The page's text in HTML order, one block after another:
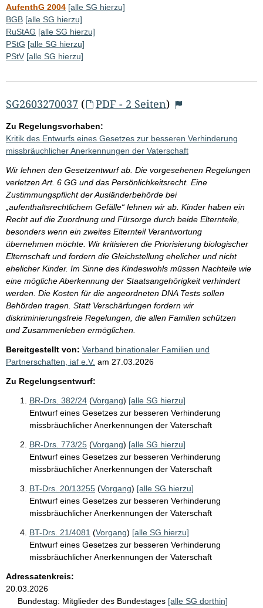
AufenthG 2004 [alle SG hierzu]
BGB [alle SG hierzu]
RuStAG [alle SG hierzu]
PStG [alle SG hierzu]
PStV [alle SG hierzu]
SG2603270037 ( PDF - 2 Seiten)
Zu Regelungsvorhaben:
Kritik des Entwurfs eines Gesetzes zur besseren Verhinderung
missbräuchlicher Anerkennungen der Vaterschaft
Wir lehnen den Gesetzentwurf ab. Die vorgesehenen Regelungen
verletzen Art. 6 GG und das Persönlichkeitsrecht. Eine
Zustimmungspflicht der Ausländerbehörde bei
„aufenthaltsrechtlichem Gefälle“ lehnen wir ab. Kinder haben ein
Recht auf die Zuordnung und Fürsorge durch beide Elternteile,
besonders wenn ein zweites Elternteil Verantwortung
übernehmen möchte. Wir kritisieren die Priorisierung biologischer
Elternschaft und fordern die Gleichstellung ehelicher und nicht
ehelicher Kinder. Im Sinne des Kindeswohls müssen Nachteile wie
eine mögliche Aberkennung der Staatsangehörigkeit verhindert
werden. Die Kosten für die angeordneten DNA Tests sollen
Behörden tragen. Statt Verschärfungen fordern wir
diskriminierungsfreie Regelungen, die allen Familien schützen
und Zusammenleben ermöglichen.
Bereitgestellt von: Verband binationaler Familien und
Partnerschaften, iaf e.V. am 27.03.2026
Zu Regelungsentwurf:
BR-Drs. 382/24 (Vorgang) [alle SG hierzu]
Entwurf eines Gesetzes zur besseren Verhinderung
missbräuchlicher Anerkennungen der Vaterschaft
BR-Drs. 773/25 (Vorgang) [alle SG hierzu]
Entwurf eines Gesetzes zur besseren Verhinderung
missbräuchlicher Anerkennungen der Vaterschaft
BT-Drs. 20/13255 (Vorgang) [alle SG hierzu]
Entwurf eines Gesetzes zur besseren Verhinderung
missbräuchlicher Anerkennungen der Vaterschaft
BT-Drs. 21/4081 (Vorgang) [alle SG hierzu]
Entwurf eines Gesetzes zur besseren Verhinderung
missbräuchlicher Anerkennungen der Vaterschaft
Adressatenkreis:
20.03.2026
Bundestag: Mitglieder des Bundestages [alle SG dorthin]